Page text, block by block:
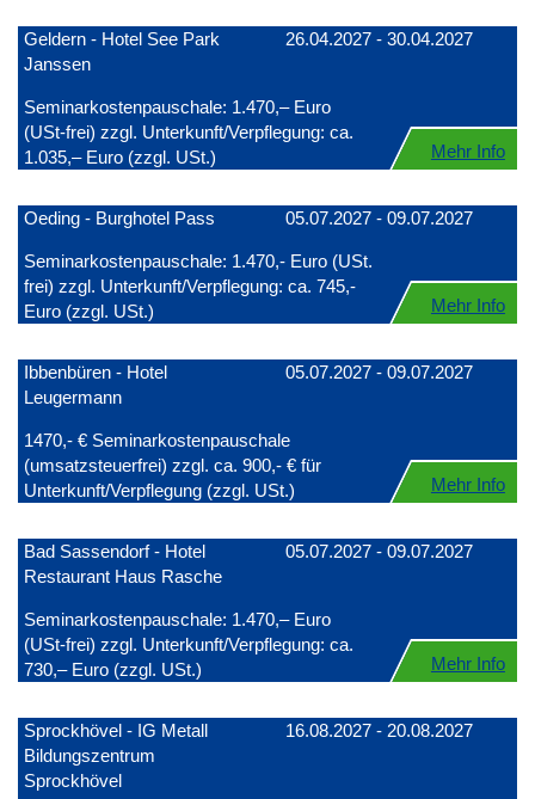
Geldern - Hotel See Park
Janssen
26.04.2027 - 30.04.2027
Seminarkostenpauschale: 1.470,– Euro
(USt-frei) zzgl. Unterkunft/Verpflegung: ca.
1.035,– Euro (zzgl. USt.)
Mehr Info
Oeding - Burghotel Pass 05.07.2027 - 09.07.2027
Seminarkostenpauschale: 1.470,- Euro (USt.
frei) zzgl. Unterkunft/Verpflegung: ca. 745,-
Euro (zzgl. USt.)
Mehr Info
Ibbenbüren - Hotel
Leugermann
05.07.2027 - 09.07.2027
1470,- € Seminarkostenpauschale
(umsatzsteuerfrei) zzgl. ca. 900,- € für
Unterkunft/Verpflegung (zzgl. USt.)
Mehr Info
Bad Sassendorf - Hotel
Restaurant Haus Rasche
05.07.2027 - 09.07.2027
Seminarkostenpauschale: 1.470,– Euro
(USt-frei) zzgl. Unterkunft/Verpflegung: ca.
730,– Euro (zzgl. USt.)
Mehr Info
Sprockhövel - IG Metall
Bildungszentrum
Sprockhövel
16.08.2027 - 20.08.2027